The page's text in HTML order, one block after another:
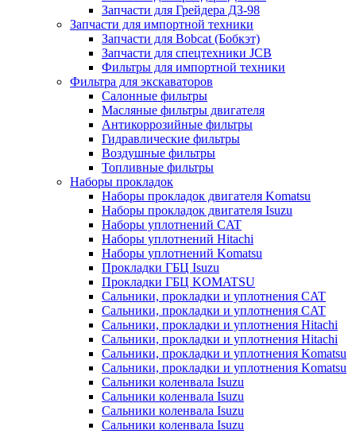
Запчасти для Грейдера ДЗ-98
Запчасти для импортной техники
Запчасти для Bobcat (Бобкэт)
Запчасти для спецтехники JCB
Фильтры для импортной техники
Фильтра для экскаваторов
Салонные фильтры
Масляные фильтры двигателя
Антикоррозийные фильтры
Гидравлические фильтры
Воздушные фильтры
Топливные фильтры
Наборы прокладок
Наборы прокладок двигателя Komatsu
Наборы прокладок двигателя Isuzu
Наборы уплотнений CAT
Наборы уплотнений Hitachi
Наборы уплотнений Komatsu
Прокладки ГБЦ Isuzu
Прокладки ГБЦ KOMATSU
Сальники, прокладки и уплотнения CAT
Сальники, прокладки и уплотнения CAT
Сальники, прокладки и уплотнения Hitachi
Сальники, прокладки и уплотнения Hitachi
Сальники, прокладки и уплотнения Komatsu
Сальники, прокладки и уплотнения Komatsu
Сальники коленвала Isuzu
Сальники коленвала Isuzu
Сальники коленвала Isuzu
Сальники коленвала Isuzu